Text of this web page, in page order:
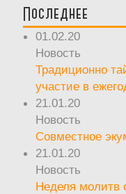
Последнее
01.02.20
Новость
Традиционно
участие в
21.01.20
Новость
Совместное
21.01.20
Новость
Неделя молитв